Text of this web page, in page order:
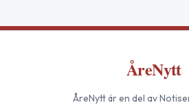
ÅreNytt
ÅreNyttär en del av